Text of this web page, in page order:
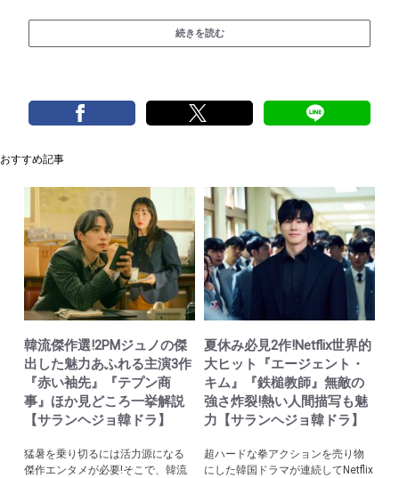
続きを読む
おすすめ記事
韓流傑作選!2PMジュノの傑
出した魅力あふれる主演3作
『赤い袖先』『テプン商
事』ほか見どころ一挙解説
【サランヘジョ韓ドラ】
猛暑を乗り切るには活力源になる
傑作エンタメが必要!そこで、韓流
夏休み必見2作!Netflix世界的
大ヒット『エージェント・
キム』『鉄槌教師』無敵の
強さ炸裂!熱い人間描写も魅
力【サランヘジョ韓ドラ】
超ハードな拳アクションを売り物
にした韓国ドラマが連続してNetflix